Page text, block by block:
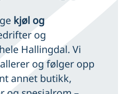
kjøl og
og
Hallingdal. Vi
og følger opp
annet butikk,